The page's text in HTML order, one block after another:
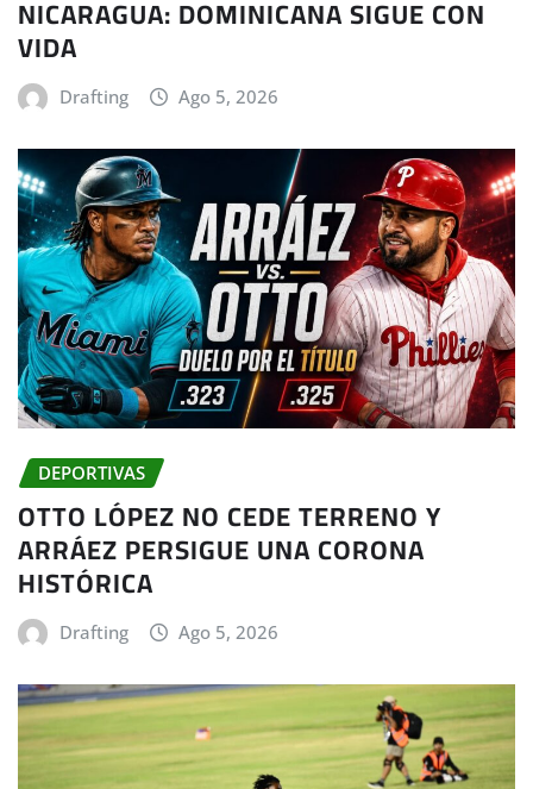
NICARAGUA: DOMINICANA SIGUE CON
VIDA
Drafting Ago 5, 2026
DEPORTIVAS
OTTO LÓPEZ NO CEDE TERRENO Y
ARRÁEZ PERSIGUE UNA CORONA
HISTÓRICA
Drafting Ago 5, 2026